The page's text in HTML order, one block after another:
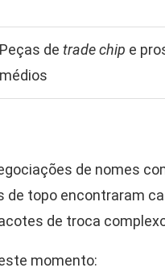
Peças de trade chip e
médios
de nomes
de topo encontraram
de troca
momento: